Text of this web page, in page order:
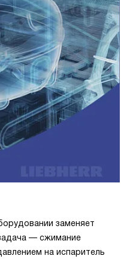
заменяет
— сжимание
на испаритель